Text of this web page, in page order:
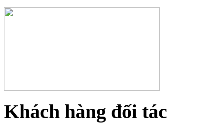
Khách hàng đối tác